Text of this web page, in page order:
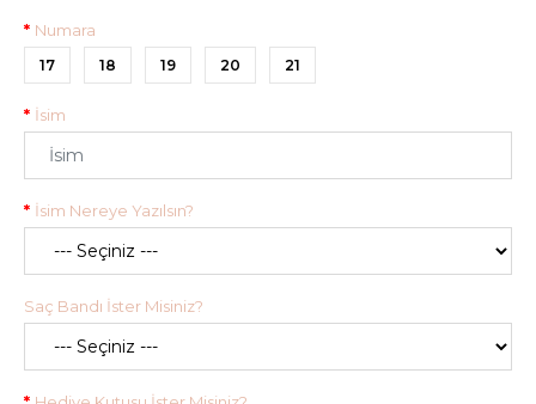
Numara
17 18 19 20 21
İsim
İsim Nereye Yazılsın?
Saç Bandı İster Misiniz?